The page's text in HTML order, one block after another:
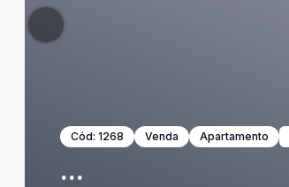
Cód: 1268 Venda Apartamento
...